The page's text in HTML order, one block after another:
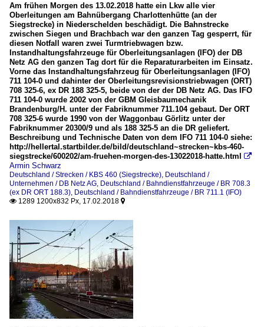
Am frühen Morgen des 13.02.2018 hatte ein Lkw alle vier
Oberleitungen am Bahnübergang Charlottenhütte (an der
Siegstrecke) in Niederschelden beschädigt. Die Bahnstrecke
zwischen Siegen und Brachbach war den ganzen Tag gesperrt, für
diesen Notfall waren zwei Turmtriebwagen bzw.
Instandhaltungsfahrzeuge für Oberleitungsanlagen (IFO) der DB
Netz AG den ganzen Tag dort für die Reparaturarbeiten im Einsatz.
Vorne das Instandhaltungsfahrzeug für Oberleitungsanlagen (IFO)
711 104-0 und dahinter der Oberleitungsrevisionstriebwagen (ORT)
708 325-6, ex DR 188 325-5, beide von der der DB Netz AG. Das IFO
711 104-0 wurde 2002 von der GBM Gleisbaumechanik
Brandenburg/H. unter der Fabriknummer 711.104 gebaut. Der ORT
708 325-6 wurde 1990 von der Waggonbau Görlitz unter der
Fabriknummer 20300/9 und als 188 325-5 an die DR geliefert.
Beschreibung und Technische Daten von dem IFO 711 104-0 siehe:
http://hellertal.startbilder.de/bild/deutschland~strecken~kbs-460-
siegstrecke/600202/am-fruehen-morgen-des-13022018-hatte.html

Armin Schwarz
Deutschland / Strecken / KBS 460 (Siegstrecke), Deutschland /
Unternehmen / DB Netz AG, Deutschland / Bahndienstfahrzeuge / BR 708.3
(ex DR ORT 188.3), Deutschland / Bahndienstfahrzeuge / BR 711.1 (IFO)
 1289 1200x832 Px, 17.02.2018 